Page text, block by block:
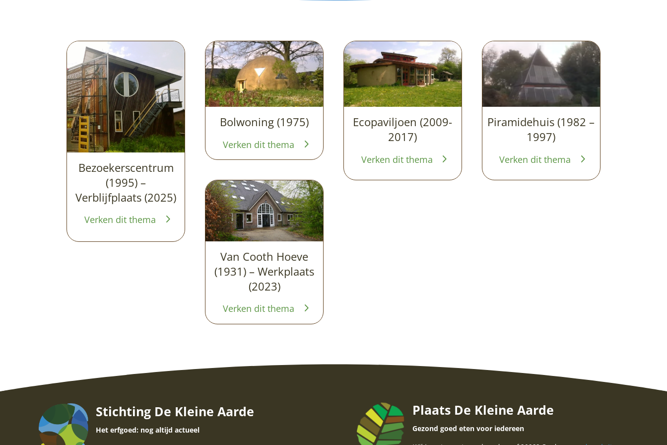
Bezoekerscentrum
(1995) –
Verblijfplaats (2025)
Verken dit thema
Bolwoning (1975)
Verken dit thema
Ecopaviljoen (2009-
2017)
Verken dit thema
Piramidehuis (1982 –
1997)
Verken dit thema
Van Cooth Hoeve
(1931) – Werkplaats
(2023)
Verken dit thema
Stichting De Kleine Aarde
Het erfgoed: nog altijd actueel
Plaats De Kleine Aarde
Gezond goed eten voor iedereen